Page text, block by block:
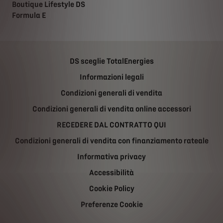
Boutique Lifestyle DS
Formula E
DS sceglie TotalEnergies
Informazioni legali
Condizioni generali di vendita
Condizioni generali di vendita online accessori
RECEDERE DAL CONTRATTO QUI
Condizioni generali di vendita con finanziamento rateale
Informativa privacy
Accessibilità
Cookie Policy
Preferenze Cookie